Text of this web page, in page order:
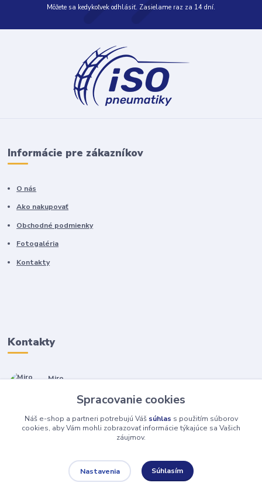
Môžete sa kedykoľvek odhlásiť. Zasielame raz za 14 dní.
Informácie pre zákazníkov
O nás
Ako nakupovať
Obchodné podmienky
Fotogaléria
Kontakty
Kontakty
Miro
(Po-Pia, 7-17 hod.)
isopneumatiky@isopneumatiky.sk
Spracovanie cookies
Náš e-shop a partneri potrebujú Váš súhlas s použitím súborov
cookies, aby Vám mohli zobrazovať informácie týkajúce sa Vašich
záujmov.
Nastavenia Súhlasím